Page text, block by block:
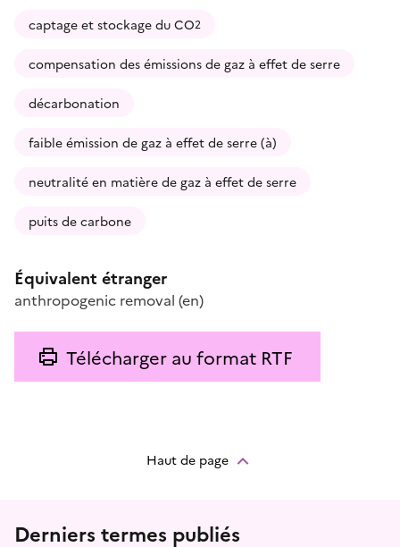
captage et stockage du CO2
compensation des émissions de gaz à effet de serre
décarbonation
faible émission de gaz à effet de serre (à)
neutralité en matière de gaz à effet de serre
puits de carbone
Équivalent étranger
anthropogenic removal (en)
Télécharger au format RTF
Haut de page
Menu prefooter
Derniers termes publiés